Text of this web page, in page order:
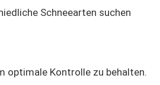
Schneearten suchen
optimale Kontrolle zu behalten.